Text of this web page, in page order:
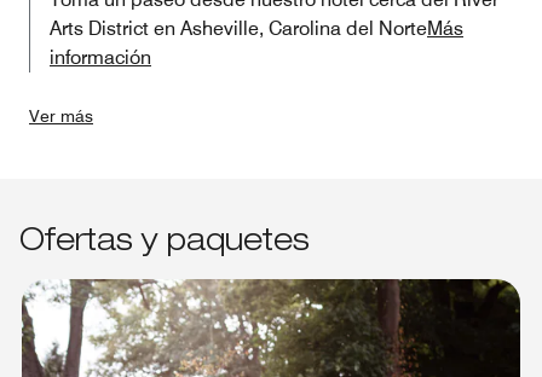
Arts District en Asheville, Carolina del Norte​Más
información
Ver más
Ofertas y paquetes